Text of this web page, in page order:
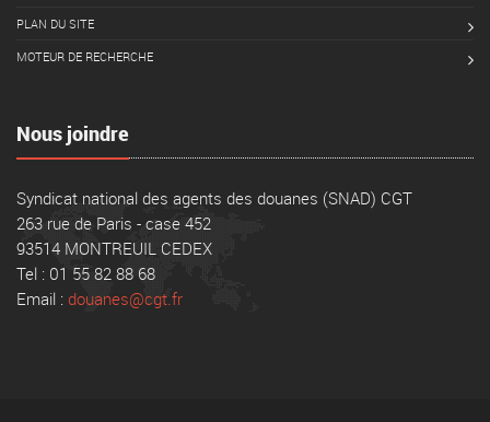
PLAN DU SITE
MOTEUR DE RECHERCHE
Nous joindre
Syndicat national des agents des douanes (SNAD) CGT
263 rue de Paris - case 452
93514 MONTREUIL CEDEX
Tel : 01 55 82 88 68
Email : douanes@cgt.fr